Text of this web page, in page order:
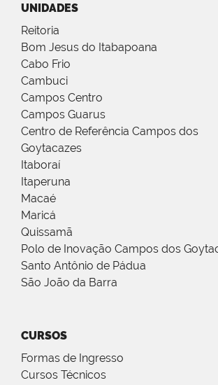
UNIDADES
Reitoria
Bom Jesus do Itabapoana
Cabo Frio
Cambuci
Campos Centro
Campos Guarus
Centro de Referência Campos dos
Goytacazes
Itaboraí
Itaperuna
Macaé
Maricá
Quissamã
Polo de Inovação Campos dos
Santo Antônio de Pádua
São João da Barra
CURSOS
Formas de Ingresso
Cursos Técnicos